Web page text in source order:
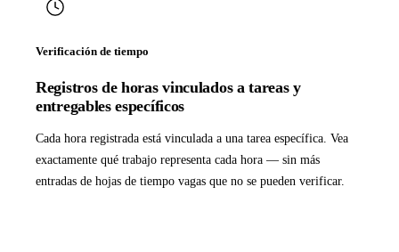
Verificación de tiempo
Registros de horas vinculados a tareas y
entregables específicos
Cada hora registrada está vinculada a una tarea específica. Vea
exactamente qué trabajo representa cada hora — sin más
entradas de hojas de tiempo vagas que no se pueden verificar.